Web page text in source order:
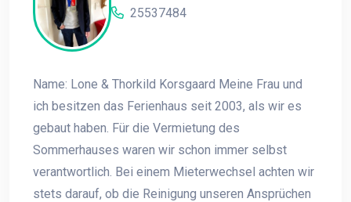
25537484
Name: Lone & Thorkild Korsgaard Meine Frau und
ich besitzen das Ferienhaus seit 2003, als wir es
gebaut haben. Für die Vermietung des
Sommerhauses waren wir schon immer selbst
verantwortlich. Bei einem Mieterwechsel achten wir
stets darauf, ob die Reinigung unseren Ansprüchen